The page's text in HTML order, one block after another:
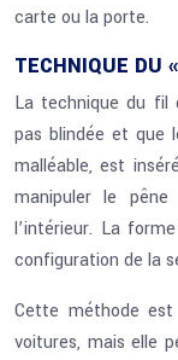
carte ou la porte.
TECHNIQUE DU
La technique du fil
pas blindée et que
malléable, est
manipuler le
l’intérieur. La
configuration de la
Cette méthode
voitures, mais elle